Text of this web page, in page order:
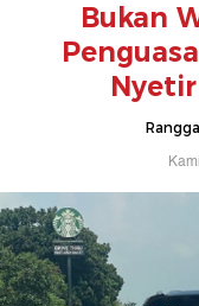
Bukan